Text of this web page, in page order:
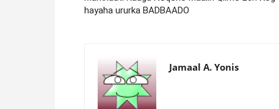
hayaha ururka BADBAADO
Jamaal A. Yonis